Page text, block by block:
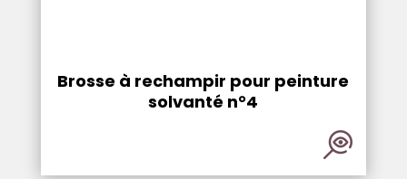
Brosse à rechampir pour peinture
solvanté n°4